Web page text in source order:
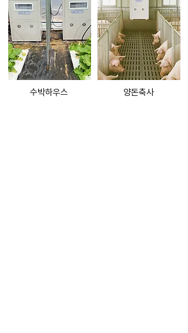
​수박하우스 양돈축사